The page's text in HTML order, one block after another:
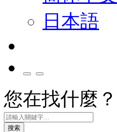
日本語
您在找什麼？
搜索